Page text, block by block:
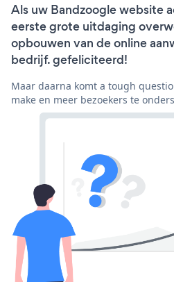
Als uw Bandzoogle website
eerste grote uitdaging
opbouwen van de online
bedrijf. gefeliciteerd!
Maar daarna komt a tough
make en meer bezoekers te